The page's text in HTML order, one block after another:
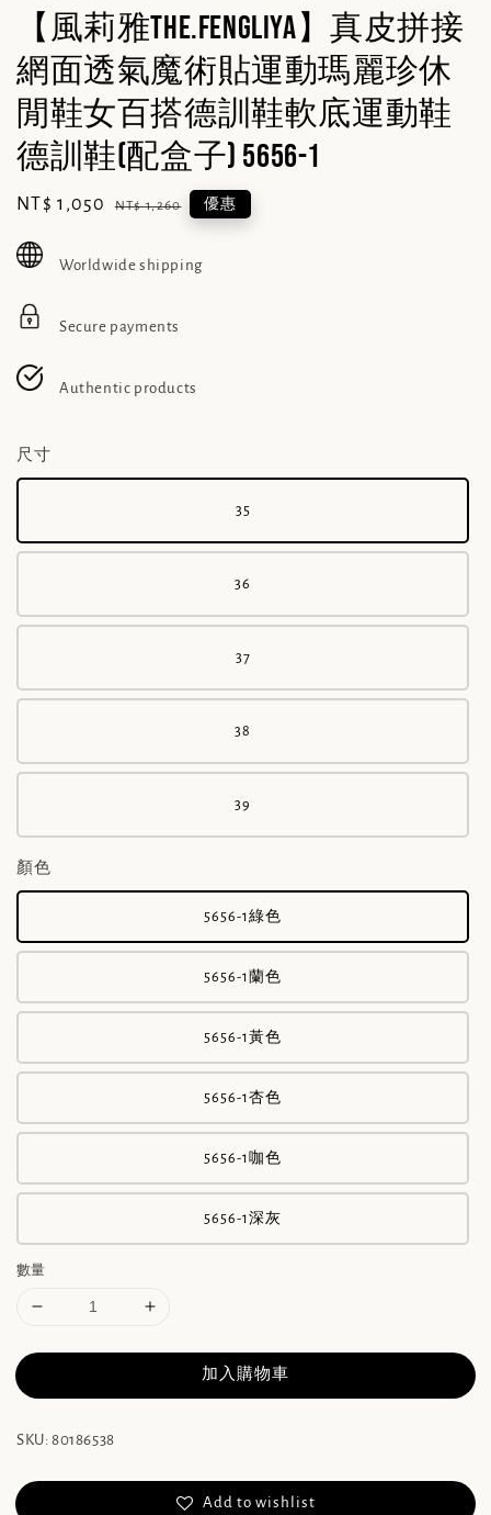
【風莉雅THE.FENGLIYA】真皮拼接
網面透氣魔術貼運動瑪麗珍休
閒鞋女百搭德訓鞋軟底運動鞋
德訓鞋(配盒子) 5656-1
Sale
NT$ 1,050 Regular
NT$ 1,260 優惠
Worldwide shipping
Secure payments
Authentic products
尺寸
35
36
37
38
39
顏色
5656-1綠色
5656-1蘭色
5656-1黃色
5656-1杏色
5656-1咖色
5656-1深灰
數量
加入購物車
SKU: 80186538
Add to wishlist